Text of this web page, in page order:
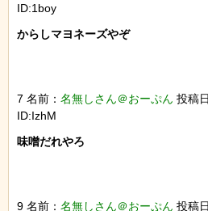
ID:1boy
からしマヨネーズやぞ
7 名前： 名無しさん＠おーぷん 投稿
ID:IzhM
味噌だれやろ
9 名前： 名無しさん＠おーぷん 投稿